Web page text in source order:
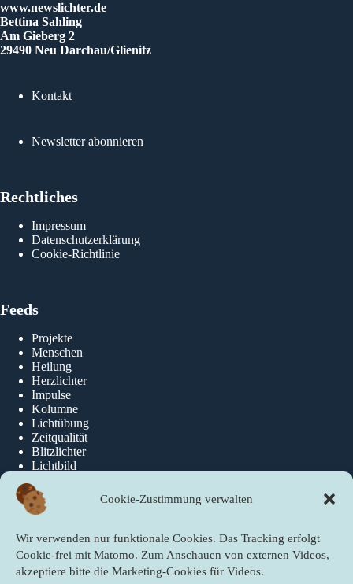
Cookie-Zustimmung verwalten
Wir verwenden nur funktionale Cookies. Das Tracking erfolgt
Cookie-frei mit Matomo. Zum Anschauen von externen Videos,
akzeptiere bitte die Marketing-Cookies für Videos.
www.newslichter.de
Bettina Sahling
Am Gieberg 2
29490 Neu Darchau/Glienitz
Kontakt
Newsletter abonnieren
Rechtliches
Impressum
Datenschutzerklärung
Cookie-Richtlinie
Feeds
Projekte
Menschen
Heilung
Herzlichter
Impulse
Kolumne
Lichtübung
Zeitqualität
Blitzlichter
Lichtbild
Über Uns